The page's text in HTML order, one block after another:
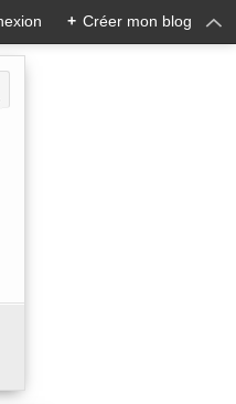
+ Créer mon blog